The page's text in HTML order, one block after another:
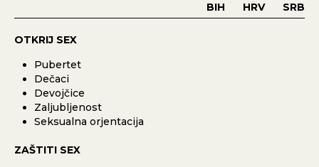
BIH
HRV SRB
OTKRIJ SEX
Pubertet
Dečaci
Devojčice
Zaljubljenost
Seksualna orjentacija
ZAŠTITI SEX